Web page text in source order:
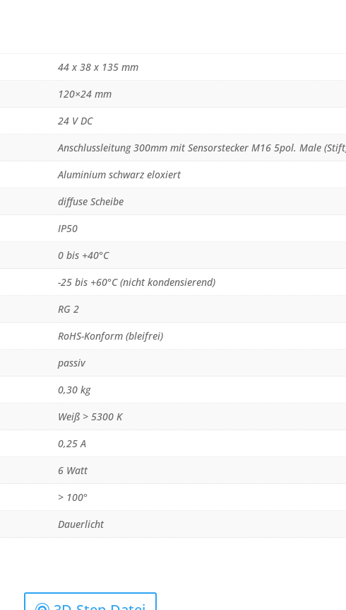
44 x 38 x 135 mm
120×24 mm
24 V DC
Anschlussleitung 300mm mit Sensorstecker M16 5pol. Male
Aluminium schwarz eloxiert
diffuse Scheibe
IP50
0 bis +40°C
-25 bis +60°C (nicht kondensierend)
RG 2
RoHS-Konform (bleifrei)
passiv
0,30 kg
Weiß > 5300 K
0,25 A
6 Watt
> 100°
Dauerlicht